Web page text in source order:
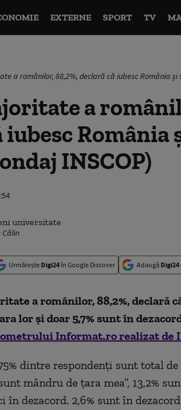
EXTERNE SPORT TV
a românilor, 88,2%, declară că iubesc România și
a
iubesc
INSCOP)
Călin
Urmărește Digi24în Google Discover Adaugă Digi24
a românilor, 88,2%, declară
lor și doar 5,7% sunt în
Informat.ro realizat de
dintre respondenți sunt total
mândru de țara mea”, 13,2%
în dezacord. 2,6% sunt în